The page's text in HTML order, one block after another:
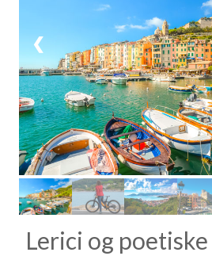
❮
Lerici og